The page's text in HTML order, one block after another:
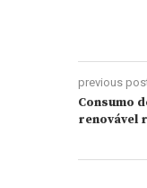
previous
Consumo
renovável